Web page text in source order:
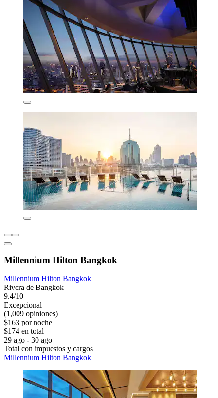
Millennium Hilton Bangkok
Millennium Hilton Bangkok
Rivera de Bangkok
9.4/10
Excepcional
(1,009 opiniones)
$163 por noche
$174 en total
29 ago - 30 ago
Total con impuestos y cargos
Millennium Hilton Bangkok